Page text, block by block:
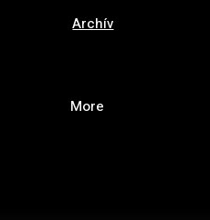
Archív
More